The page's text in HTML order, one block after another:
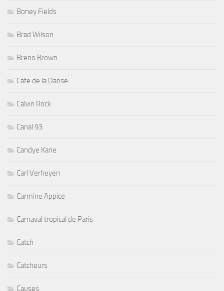
Boney Fields
Brad Wilson
Breno Brown
Cafe de la Danse
Calvin Rock
Canal 93
Candye Kane
Carl Verheyen
Carmine Appice
Carnaval tropical de Paris
Catch
Catcheurs
Causes